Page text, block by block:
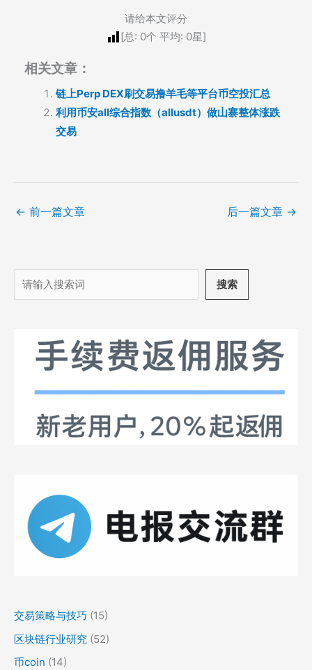
请给本文评分
[总: 0个 平均: 0星]
相关文章：
链上Perp DEX刷交易撸羊毛等平台币空投汇总
利用币安all综合指数（allusdt）做山寨整体涨跌
交易
← 前一篇文章 后一篇文章 →
搜
索
搜索
交易策略与技巧 (15)
区块链行业研究 (52)
币coin (14)